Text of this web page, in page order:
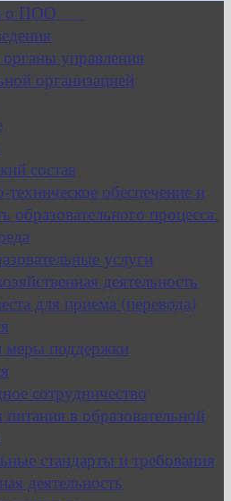
о ПОО
управления
организацией
состав
обеспечение и
образовательного процесса.
услуги
деятельность
для приема (перевода)
меры поддержки
сотрудничество
в образовательной
стандарты и требования
деятельность